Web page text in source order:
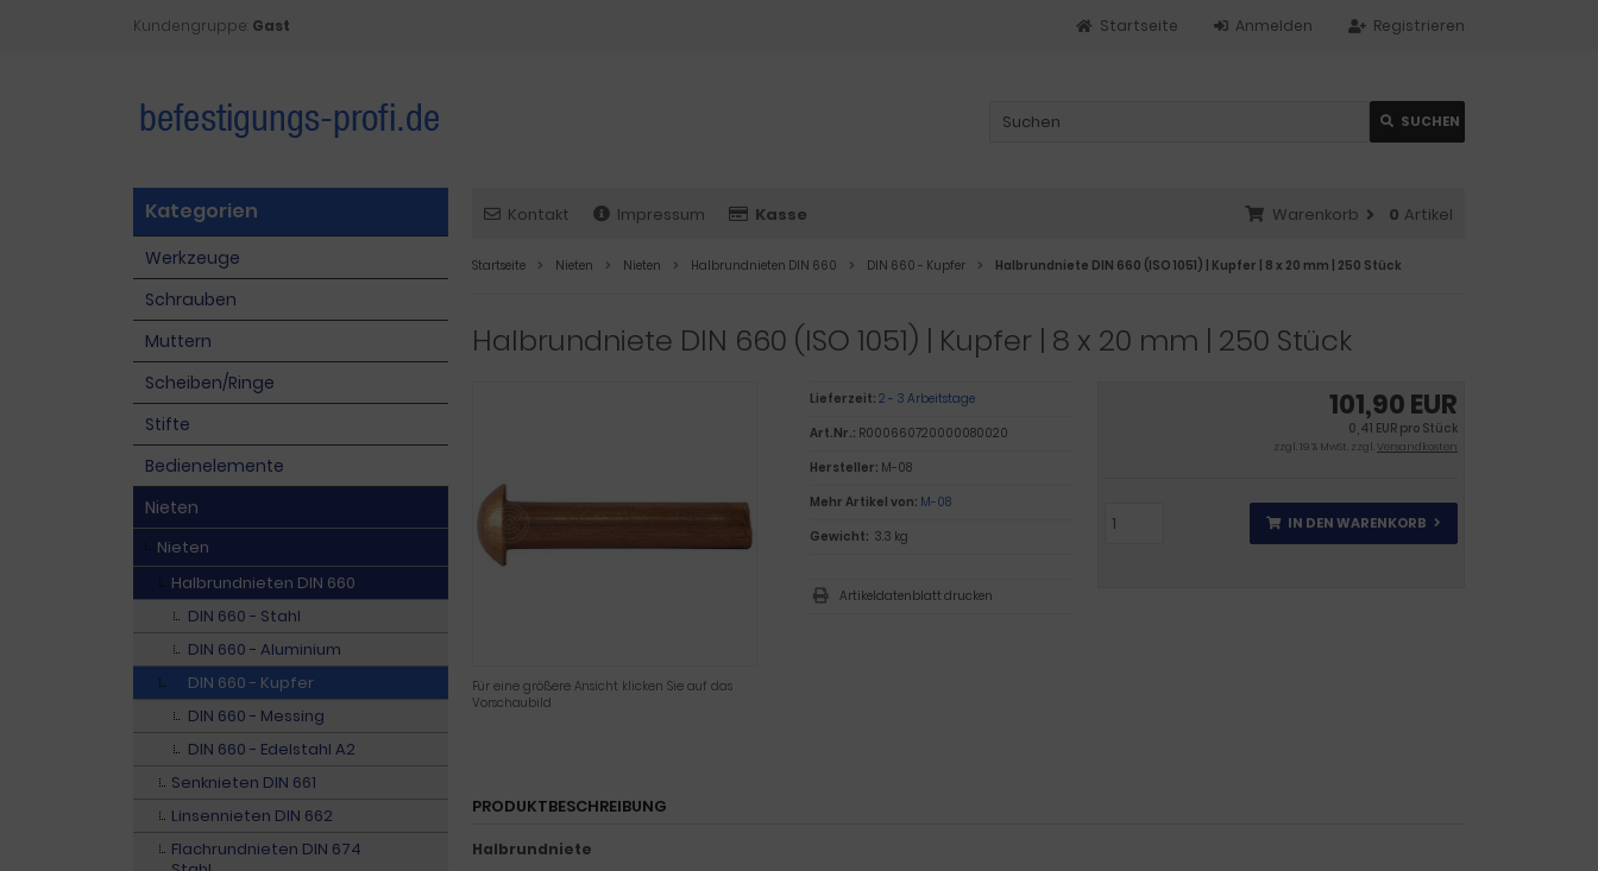
Kundengruppe: Gast Registrieren
Anmelden
Startseite
SUCHEN
Kontakt Impressum Kasse Warenkorb 0 Artikel
Startseite Nieten Nieten Halbrundnieten DIN 660 DIN 660 - Kupfer Halbrundniete DIN 660 (ISO 1051) | Kupfer | 8 x 20 mm | 250 Stück
Halbrundniete DIN 660 (ISO 1051) | Kupfer | 8 x 20 mm | 250 Stück
Für eine größere Ansicht klicken Sie auf das
Vorschaubild
101,90 EUR
0,41 EUR pro Stück
zzgl. 19 % MwSt. zzgl.Versandkosten
IN DEN WARENKORB
Lieferzeit: 2 - 3 Arbeitstage
Art.Nr.: R000660720000080020
Hersteller: M-08
Mehr Artikel von: M-08
Gewicht: 3.3 kg
Artikeldatenblatt drucken
PRODUKTBESCHREIBUNG
Halbrundniete
Kategorien
Werkzeuge
Schrauben
Muttern
Scheiben/Ringe
Stifte
Bedienelemente
Nieten
Nieten
Halbrundnieten DIN 660
DIN 660 - Stahl
DIN 660 - Aluminium
DIN 660 - Kupfer
DIN 660 - Messing
DIN 660 - Edelstahl A2
Senknieten DIN 661
Linsennieten DIN 662
Flachrundnieten DIN 674